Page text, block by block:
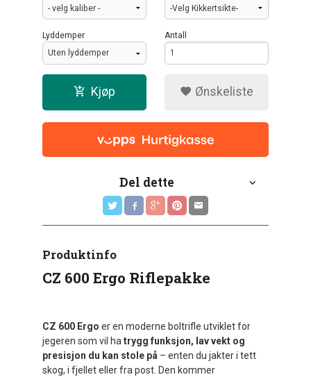
Lyddemper Antall
Kjøp Ønskeliste
Del dette
Produktinfo
CZ 600 Ergo Riflepakke
CZ 600 Ergo er en moderne boltrifle utviklet for
jegeren som vil hatrygg funksjon, lav vekt og
presisjon du kan stole på – enten du jakter i tett
skog, i fjellet eller fra post. Den kommer